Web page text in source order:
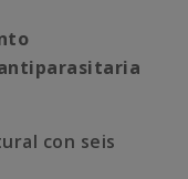
con seis